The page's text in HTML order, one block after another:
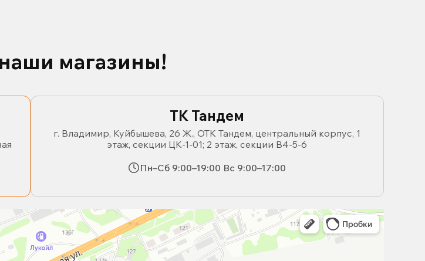
магазины!
ТК Тандем
г. Владимир, Куйбышева, 26 Ж., ОТК Тандем, центральный корпус, 1
этаж, секции ЦК-1-01; 2 этаж, секции В4-5-6
Пн–Сб 9:00–19:00 Вс 9:00–17:00